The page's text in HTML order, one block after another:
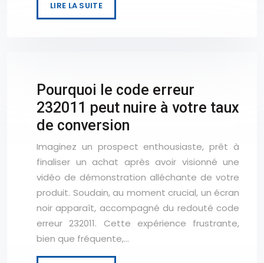
LIRE LA SUITE
Pourquoi le code erreur
232011 peut nuire à votre taux
de conversion
Imaginez un prospect enthousiaste, prêt à
finaliser un achat après avoir visionné une
vidéo de démonstration alléchante de votre
produit. Soudain, au moment crucial, un écran
noir apparaît, accompagné du redouté code
erreur 232011. Cette expérience frustrante,
bien que fréquente,…